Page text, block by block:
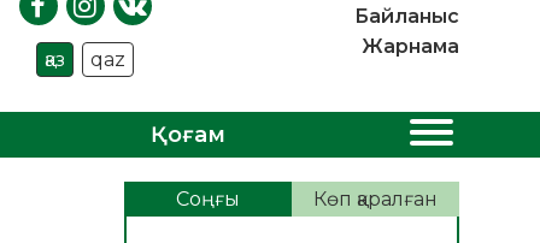
қаз qaz
Байланыс
Жарнама
Қоғам
Соңғы Көп қаралған